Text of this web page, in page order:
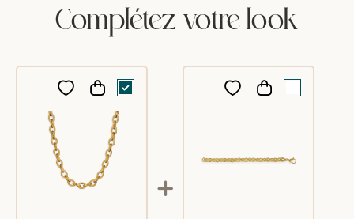
14/12/24
J'aime beaucoup
Très belle chaîne !!!
Complétez votre look